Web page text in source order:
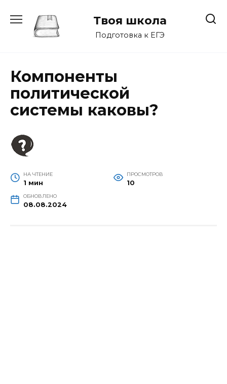
содержанию
Твоя школа
Подготовка к ЕГЭ
Компоненты
политической
системы каковы?
НА ЧТЕНИЕ
1 мин
ПРОСМОТРОВ
10
ОБНОВЛЕНО
08.08.2024